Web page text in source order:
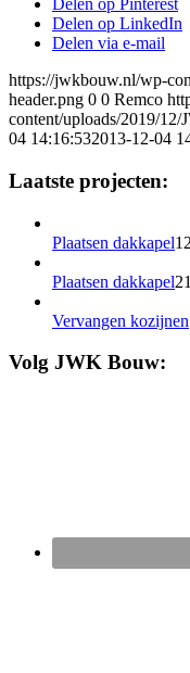
Delen op Pinterest
Delen op LinkedIn
Delen via e-mail
https://jwkbouw.nl/wp-
header.png 0 0 Remco
content/uploads/2019/12/
04 14:16:532013-12-04
Laatste projecten:
Plaatsen dakkapel
Plaatsen dakkapel
Vervangen kozijnen
Volg JWK Bouw: